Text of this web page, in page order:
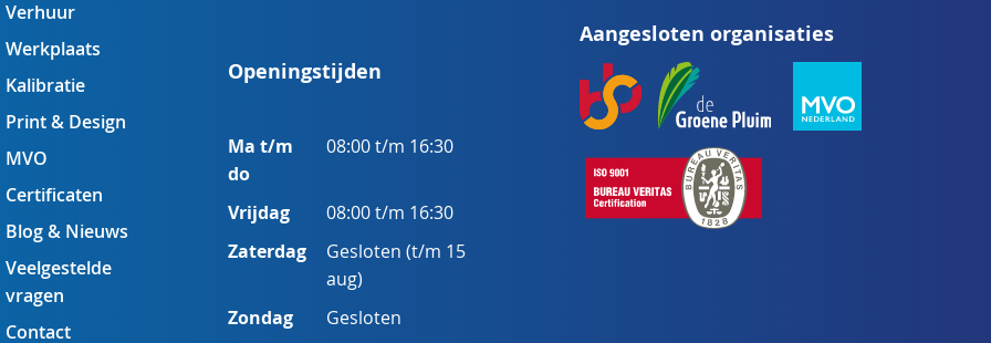
Verhuur
Werkplaats
Kalibratie
Print & Design
MVO
Certificaten
Blog & Nieuws
Veelgestelde
vragen
Contact
Openingstijden
Ma t/m
do
08:00 t/m 16:30
Vrijdag 08:00 t/m 16:30
Zaterdag
Gesloten (t/m 15
aug)
Zondag Gesloten
onze
nieuwsbrief
Aangesloten organisaties